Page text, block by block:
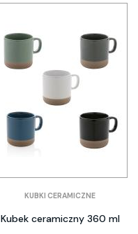
KUBKI CERAMICZNE
Kubek ceramiczny 360 ml